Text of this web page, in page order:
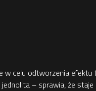
celu odtworzenia
– sprawia, że